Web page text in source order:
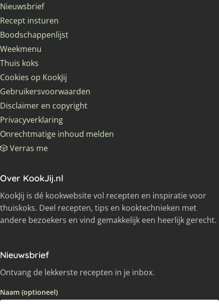
Nieuwsbrief
Recept insturen
Boodschappenlijst
Weekmenu
Thuis koks
Cookies op KookJij
Gebruikersvoorwaarden
Disclaimer en copyright
Privacyverklaring
Onrechtmatige inhoud melden
🎲 Verras me
Over KookJij.nl
KookJij is dé kookwebsite vol recepten en inspiratie voor
thuiskoks. Deel recepten, tips en kooktechnieken met
andere bezoekers en vind gemakkelijk een heerlijk gerecht.
Nieuwsbrief
Ontvang de lekkerste recepten in je inbox.
Naam (optioneel)